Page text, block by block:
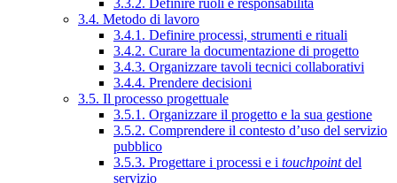
3.3.2. Definire ruoli e responsabilità
3.4. Metodo di lavoro
3.4.1. Definire processi, strumenti e rituali
3.4.2. Curare la documentazione di progetto
3.4.3. Organizzare tavoli tecnici collaborativi
3.4.4. Prendere decisioni
3.5. Il processo progettuale
3.5.1. Organizzare il progetto e la sua gestione
3.5.2. Comprendere il contesto d’uso del servizio
pubblico
3.5.3. Progettare i processi e i touchpointdel
servizio